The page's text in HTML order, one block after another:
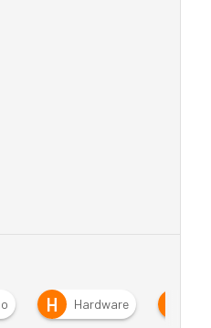
H Hardware